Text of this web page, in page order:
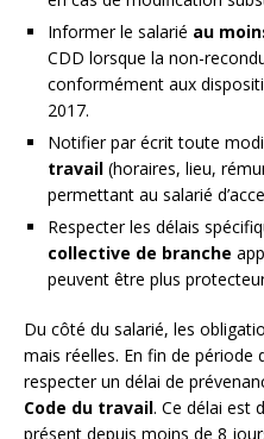
Informer le salarié au
CDD lorsque la non-
conformément aux
2017.
Notifier par écrit toute
travail (horaires, lieu,
permettant au salarié
Respecter les délais
collective de branche
peuvent être plus
Du côté du salarié, les
mais réelles. En fin de période
respecter un délai de
Code du travail. Ce délai est
présent depuis moins de 8